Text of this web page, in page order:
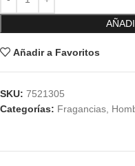
Añadir a Favoritos
SKU: 7521305
Categorías: Fragancias,